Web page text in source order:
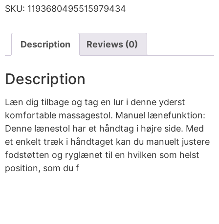
SKU: 1193680495515979434
Description Reviews (0)
Description
Læn dig tilbage og tag en lur i denne yderst
komfortable massagestol. Manuel lænefunktion:
Denne lænestol har et håndtag i højre side. Med
et enkelt træk i håndtaget kan du manuelt justere
fodstøtten og ryglænet til en hvilken som helst
position, som du f